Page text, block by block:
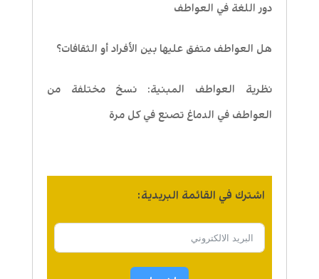
دور اللغة في العواطف
هل العواطف متفق عليها بين الأفراد أو الثقافات؟
نظرية العواطف المبنية: نسخ مختلفة من
العواطف في الدماغ تصنع في كل مرة
اشترك في القائمة البريدية: